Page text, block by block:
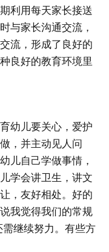
利用每天家长接送
与家长沟通交流，
流，形成了良好的
良好的教育环境里
幼儿要关心，爱护
，并主动见人问
儿自己学做事情，
学会讲卫生，讲文
，友好相处。好的
我觉得我们的常规
继续努力。有些方